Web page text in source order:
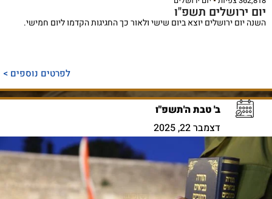
יום ירושלים תשפ"ו
השנה יום ירושלים יוצא ביום שישי ולאור כך החגיגות הקדמו ליום חמישי.
לפרטים נוספים >
ב' טבת ה'תשפ"ו
דצמבר 22, 2025